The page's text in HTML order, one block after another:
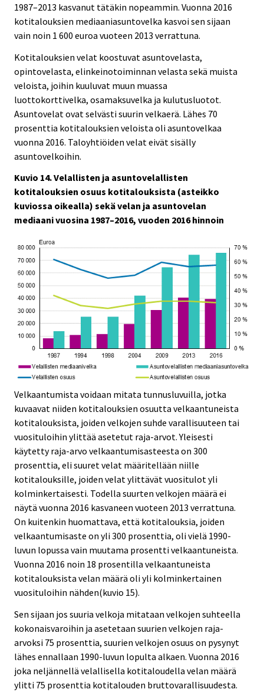
1987–2013 kasvanut tätäkin nopeammin. Vuonna 2016
kotitalouksien mediaaniasuntovelka kasvoi sen sijaan
vain noin 1 600 euroa vuoteen 2013 verrattuna.
Kotitalouksien velat koostuvat asuntovelasta,
opintovelasta, elinkeinotoiminnan velasta sekä muista
veloista, joihin kuuluvat muun muassa
luottokorttivelka, osamaksuvelka ja kulutusluotot.
Asuntovelat ovat selvästi suurin velkaerä. Lähes 70
prosenttia kotitalouksien veloista oli asuntovelkaa
vuonna 2016. Taloyhtiöiden velat eivät sisälly
asuntovelkoihin.
Kuvio 14. Velallisten ja asuntovelallisten
kotitalouksien osuus kotitalouksista (asteikko
kuviossa oikealla) sekä velan ja asuntovelan
mediaani vuosina 1987–2016, vuoden 2016 hinnoin
Velkaantumista voidaan mitata tunnusluvuilla, jotka
kuvaavat niiden kotitalouksien osuutta velkaantuneista
kotitalouksista, joiden velkojen suhde varallisuuteen tai
vuosituloihin ylittää asetetut raja-arvot. Yleisesti
käytetty raja-arvo velkaantumisasteesta on 300
prosenttia, eli suuret velat määritellään niille
kotitalouksille, joiden velat ylittävät vuositulot yli
kolminkertaisesti. Todella suurten velkojen määrä ei
näytä vuonna 2016 kasvaneen vuoteen 2013 verrattuna.
On kuitenkin huomattava, että kotitalouksia, joiden
velkaantumisaste on yli 300 prosenttia, oli vielä 1990-
luvun lopussa vain muutama prosentti velkaantuneista.
Vuonna 2016 noin 18 prosentilla velkaantuneista
kotitalouksista velan määrä oli yli kolminkertainen
vuosituloihin nähden(kuvio 15).
Sen sijaan jos suuria velkoja mitataan velkojen suhteella
kokonaisvaroihin ja asetetaan suurien velkojen raja-
arvoksi 75 prosenttia, suurien velkojen osuus on pysynyt
lähes ennallaan 1990-luvun lopulta alkaen. Vuonna 2016
joka neljännellä velallisella kotitaloudella velan määrä
ylitti 75 prosenttia kotitalouden bruttovarallisuudesta.